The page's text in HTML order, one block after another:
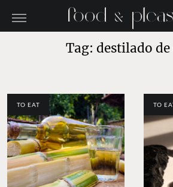
Tag: destilado de
TO EAT TO